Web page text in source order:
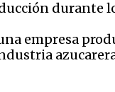
durante
empresa